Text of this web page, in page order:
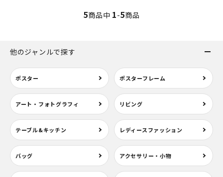
5商品中 1-5商品
他のジャンルで探す
ポスター ポスターフレーム
アート・フォトグラフィ リビング
テーブル&キッチン レディースファッション
バッグ アクセサリー・小物